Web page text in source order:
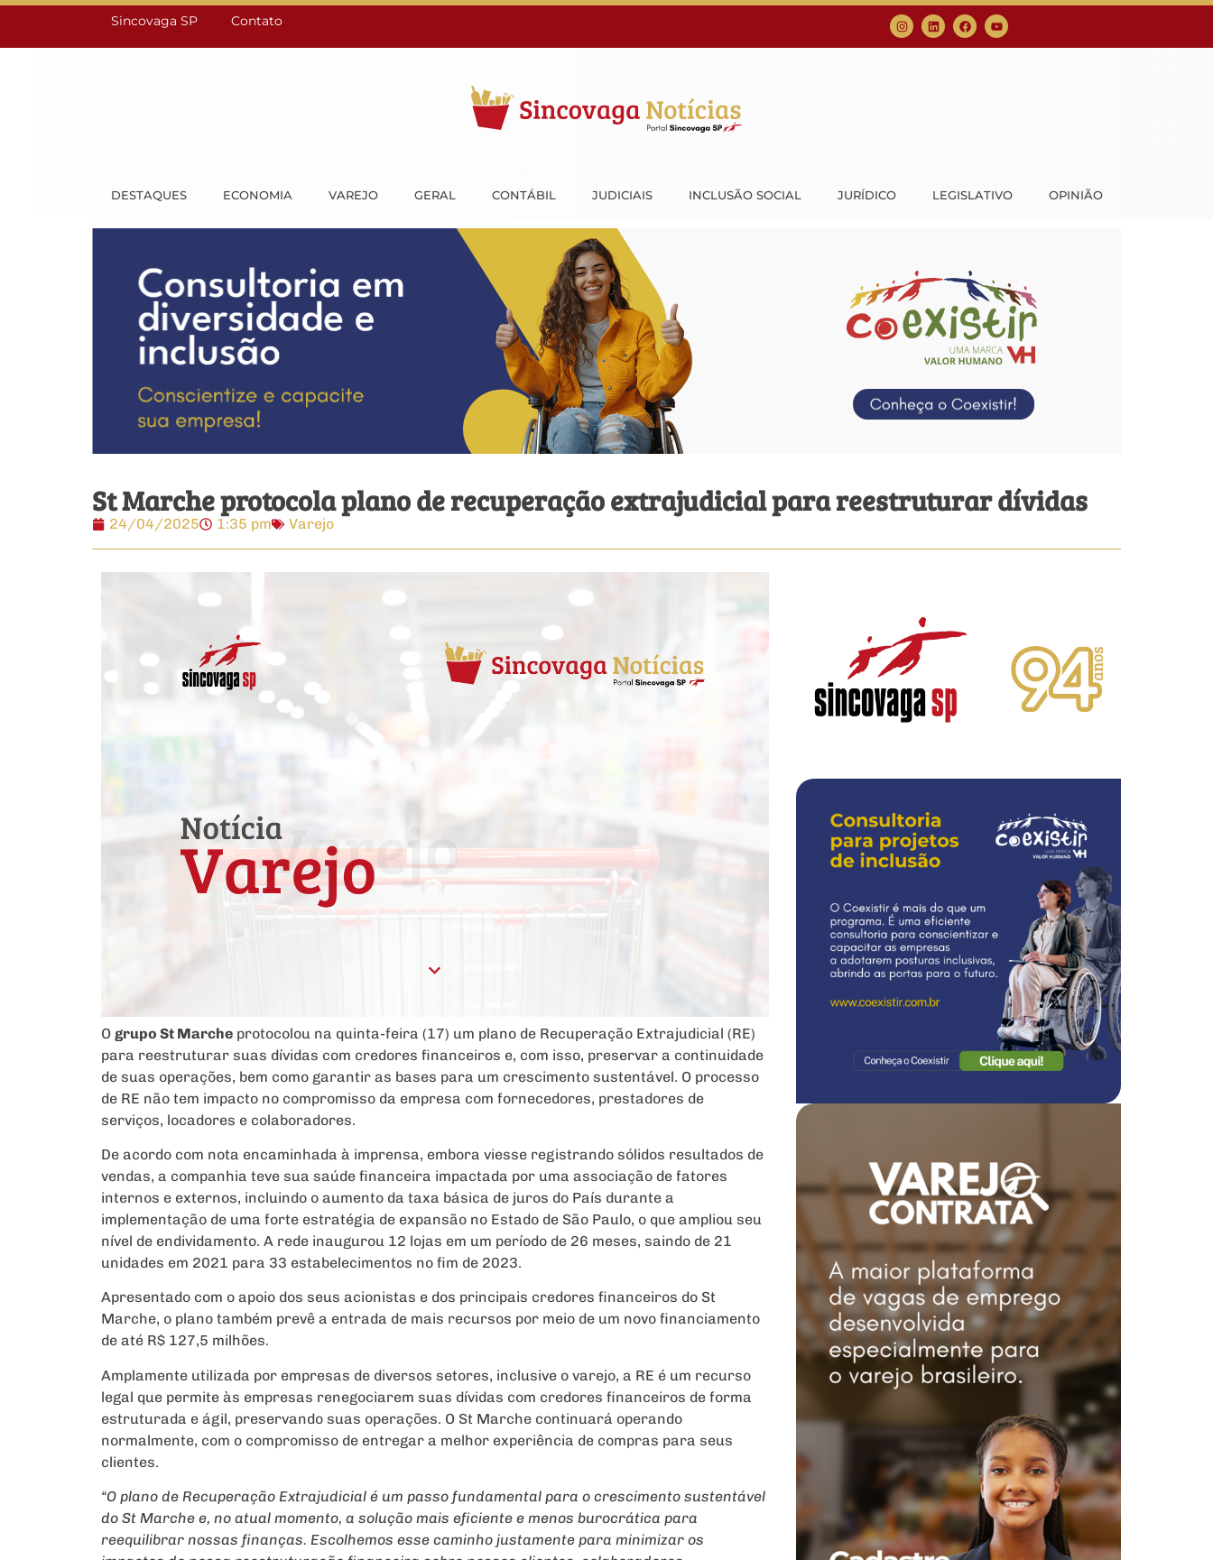
Sincovaga SP Contato
DESTAQUES ECONOMIA VAREJO GERAL CONTÁBIL JUDICIAIS INCLUSÃO SOCIAL JURÍDICO LEGISLATIVO OPINIÃO
St Marche protocola plano de recuperação extrajudicial para reestruturar dívidas
24/04/2025 1:35 pm Varejo
O grupo St Marche protocolou na quinta-feira (17) um plano de Recuperação Extrajudicial (RE)
para reestruturar suas dívidas com credores financeiros e, com isso, preservar a continuidade
de suas operações, bem como garantir as bases para um crescimento sustentável. O processo
de RE não tem impacto no compromisso da empresa com fornecedores, prestadores de
serviços, locadores e colaboradores.
De acordo com nota encaminhada à imprensa, embora viesse registrando sólidos resultados de
vendas, a companhia teve sua saúde financeira impactada por uma associação de fatores
internos e externos, incluindo o aumento da taxa básica de juros do País durante a
implementação de uma forte estratégia de expansão no Estado de São Paulo, o que ampliou seu
nível de endividamento. A rede inaugurou 12 lojas em um período de 26 meses, saindo de 21
unidades em 2021 para 33 estabelecimentos no fim de 2023.
Apresentado com o apoio dos seus acionistas e dos principais credores financeiros do St
Marche, o plano também prevê a entrada de mais recursos por meio de um novo financiamento
de até R$ 127,5 milhões.
Amplamente utilizada por empresas de diversos setores, inclusive o varejo, a RE é um recurso
legal que permite às empresas renegociarem suas dívidas com credores financeiros de forma
estruturada e ágil, preservando suas operações. O St Marche continuará operando
normalmente, com o compromisso de entregar a melhor experiência de compras para seus
clientes.
“O plano de Recuperação Extrajudicial é um passo fundamental para o crescimento sustentável
do St Marche e, no atual momento, a solução mais eficiente e menos burocrática para
reequilibrar nossas finanças. Escolhemos esse caminho justamente para minimizar os